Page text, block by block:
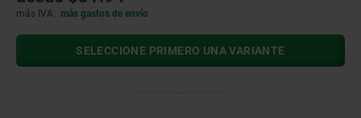
más IVA. más gastos de envío
SELECCIONE PRIMERO UNA VARIANTE